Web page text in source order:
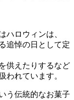
ハロウィンは、
追悼の日として定
供えたりするなど
われています。
う伝統的なお菓子